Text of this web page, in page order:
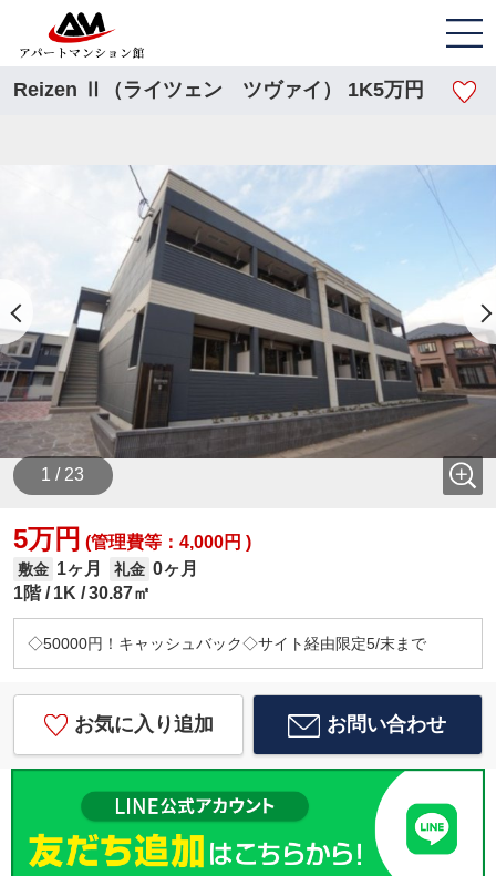
Reizen Ⅱ（ライツェン ツヴァイ） 1K5万円
1 / 23
5万円 (管理費等：4,000円 )
敷金 1ヶ月 礼金 0ヶ月
1階
1K 30.87㎡
◇50000円！キャッシュバック◇サイト経由限定5/末まで
お気に入り追加 お問い合わせ